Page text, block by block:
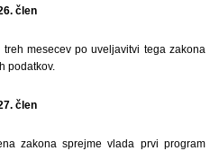
člen
mesecev po uveljavitvi tega zakona
podatkov.
člen
zakona sprejme vlada prvi program